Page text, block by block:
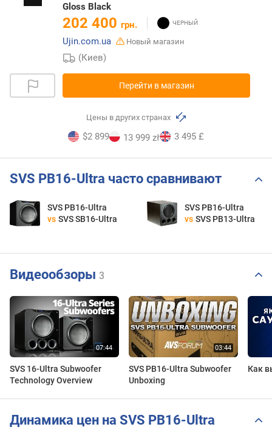
Gloss Black
202 400 грн.
Ujin.com.ua
Новый магазин
(Киев)
Перейти в магазин
Цены в других странах
$2 899 13 999 zł 3 495 £
SVS PB16-Ultra часто сравнивают
SVS PB16-Ultra
vs SVS SB16-Ultra
SVS PB16-Ultra
vs SVS PB13-Ultra
Видеообзоры 3
SVS 16-Ultra Subwoofer
Technology Overview
SVS PB16-Ultra Subwoofer
Unboxing
Как
Динамика цен на SVS PB16-Ultra